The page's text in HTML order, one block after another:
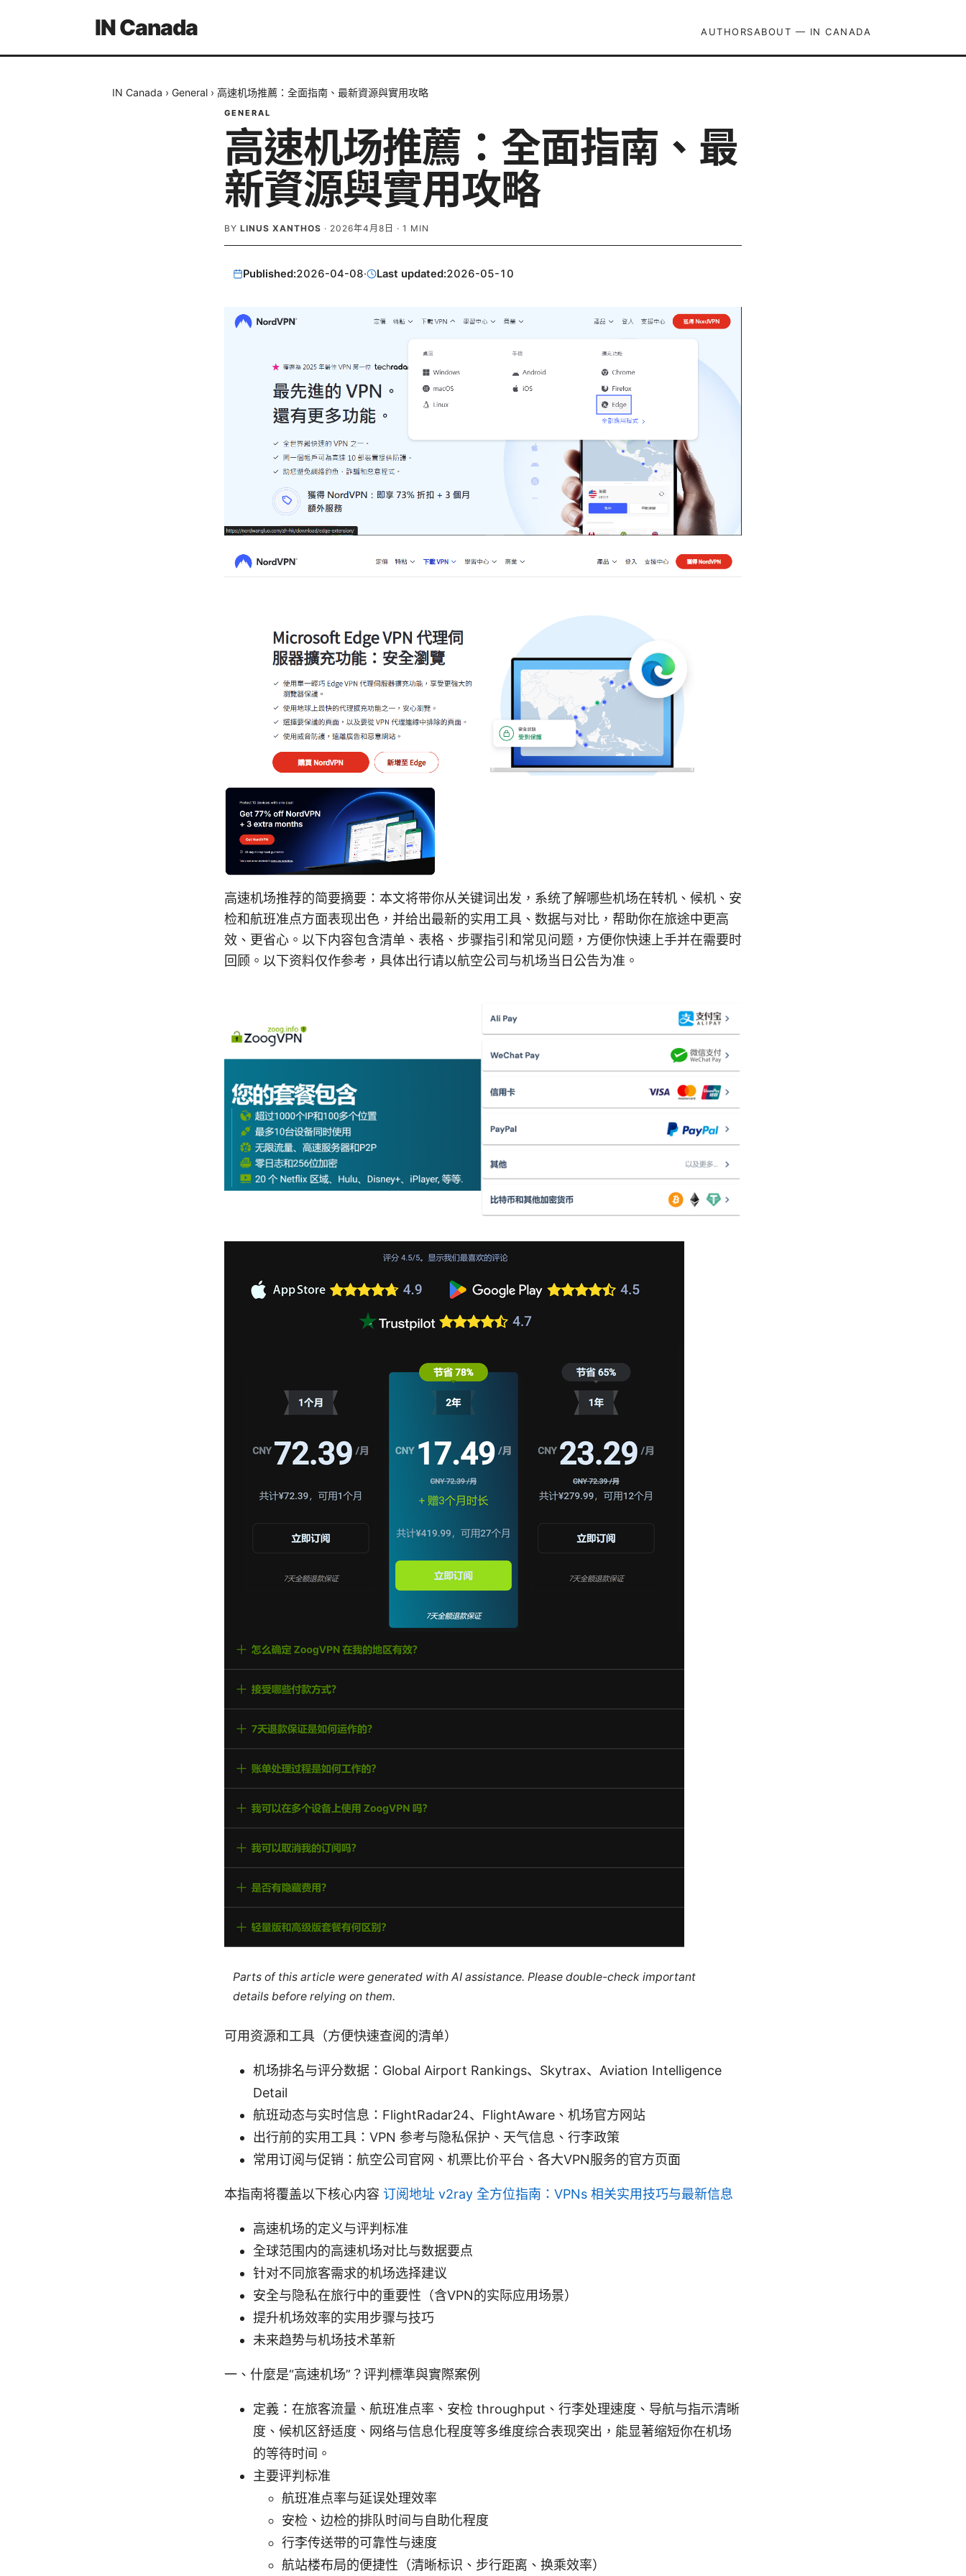
IN Canada AUTHORSABOUT — IN CANADA
IN Canada › General › 高速机场推薦：全面指南、最新資源與實用攻略
GENERAL
高速机场推薦：全面指南、最
新資源與實用攻略
BY LINUS XANTHOS · 2026年4月8日 · 1 MIN
Published:2026-04-08· Last updated:2026-05-10
高速机场推荐的简要摘要：本文将带你从关键词出发，系统了解哪些机场在转机、候机、安
检和航班准点方面表现出色，并给出最新的实用工具、数据与对比，帮助你在旅途中更高
效、更省心。以下内容包含清单、表格、步骤指引和常见问题，方便你快速上手并在需要时
回顾。以下资料仅作参考，具体出行请以航空公司与机场当日公告为准。
Parts of this article were generated with AI assistance. Please double-check important
details before relying on them.
可用资源和工具（方便快速查阅的清单）
机场排名与评分数据：Global Airport Rankings、Skytrax、Aviation Intelligence
Detail
航班动态与实时信息：FlightRadar24、FlightAware、机场官方网站
出行前的实用工具：VPN 参考与隐私保护、天气信息、行李政策
常用订阅与促销：航空公司官网、机票比价平台、各大VPN服务的官方页面
本指南将覆盖以下核心内容 订阅地址 v2ray 全方位指南：VPNs 相关实用技巧与最新信息
高速机场的定义与评判标准
全球范围内的高速机场对比与数据要点
针对不同旅客需求的机场选择建议
安全与隐私在旅行中的重要性（含VPN的实际应用场景）
提升机场效率的实用步骤与技巧
未来趋势与机场技术革新
一、什麼是“高速机场”？评判標準與實際案例
定義：在旅客流量、航班准点率、安检 throughput、行李处理速度、导航与指示清晰
度、候机区舒适度、网络与信息化程度等多维度综合表现突出，能显著缩短你在机场
的等待时间。
主要评判标准
航班准点率与延误处理效率
安检、边检的排队时间与自助化程度
行李传送带的可靠性与速度
航站楼布局的便捷性（清晰标识、步行距离、换乘效率）